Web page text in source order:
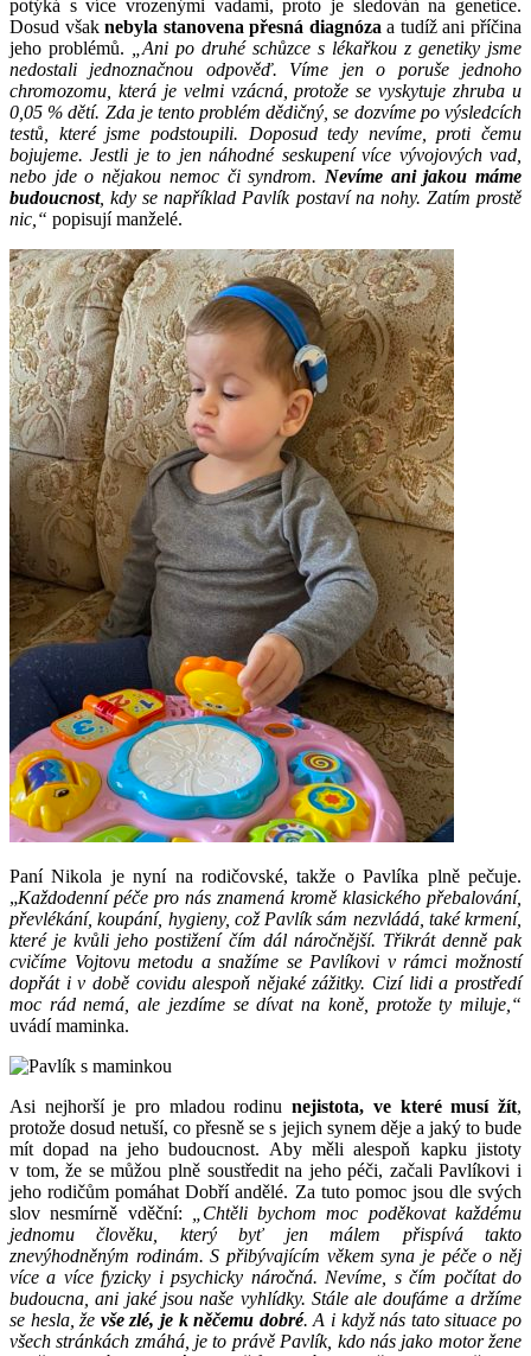
potýká s více vrozenými vadami, proto je sledován na genetice.
Dosud všaknebyla stanovena přesná diagnóza a tudíž ani příčina
jeho problémů.
Ani po druhé schůzce s lékařkou z genetiky jsme
nedostali jednoznačnou odpověď. Víme jen o poruše jednoho
chromozomu, která je velmi vzácná, protože se vyskytuje zhruba u
0,05 % dětí. Zda je tento problém dědičný, se dozvíme po výsledcích
testů, které jsme podstoupili. Doposud tedy nevíme, proti čemu
bojujeme. Jestli je to jen náhodné seskupení více vývojových vad,
nebo jde o nějakou nemoc či syndrom. Nevíme ani jakou máme
budoucnost, kdy se například Pavlík postaví na nohy. Zatím prostě
nic,“ popisují manželé.
Paní Nikola je nyní na rodičovské, takže o Pavlíka plně pečuje.
„Každodenní péče pro nás znamená kromě klasického přebalování,
převlékání, koupání, hygieny, což Pavlík sám nezvládá, také krmení,
které je kvůli jeho postižení čím dál náročnější. Třikrát denně pak
cvičíme Vojtovu metodu a snažíme se Pavlíkovi v rámci možností
dopřát i v době covidu alespoň nějaké zážitky. Cizí lidi a prostředí
moc rád nemá, ale jezdíme se dívat na koně, protože ty miluje,“
uvádí maminka.
Asi nejhorší je pro mladou rodinunejistota, ve které musí žít,
protože dosud netuší, co přesně se s jejich synem děje a jaký to bude
mít dopad na jeho budoucnost. Aby měli alespoň kapku jistoty
v tom, že se můžou plně soustředit na jeho péči, začali Pavlíkovi i
jeho rodičům pomáhat Dobří andělé. Za tuto pomoc jsou dle svých
slov nesmírně vděční:
„Chtěli bychom moc poděkovat každému
jednomu člověku, který byť jen málem přispívá takto
znevýhodněným rodinám. S přibývajícím věkem syna je péče o něj
více a více fyzicky i psychicky náročná. Nevíme, s čím počítat do
budoucna, ani jaké jsou naše vyhlídky. Stále ale doufáme a držíme
se hesla, že vše zlé, je k něčemu dobré. A i když nás tato situace po
všech stránkách zmáhá, je to právě Pavlík, kdo nás jako motor žene